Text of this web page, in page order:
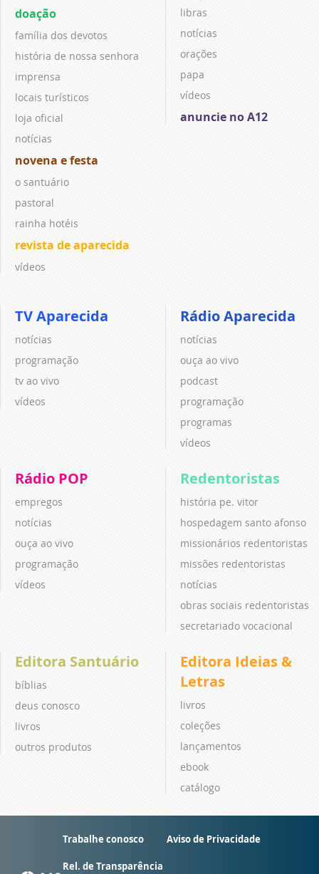
doação
família dos devotos
história de nossa senhora
imprensa
locais turísticos
loja oficial
notícias
novena e festa
o santuário
pastoral
rainha hotéis
revista de aparecida
vídeos
libras
notícias
orações
papa
vídeos
anuncie no A12
TV Aparecida
notícias
programação
tv ao vivo
vídeos
Rádio Aparecida
notícias
ouça ao vivo
podcast
programação
programas
vídeos
Rádio POP
empregos
notícias
ouça ao vivo
programação
vídeos
Redentoristas
história pe. vitor
hospedagem santo afonso
missionários redentoristas
missões redentoristas
notícias
obras sociais redentoristas
secretariado vocacional
Editora Santuário
bíblias
deus conosco
livros
outros produtos
Editora Ideias &
Letras
livros
coleções
lançamentos
ebook
catálogo
Trabalhe conosco Aviso de Privacidade
Rel. de Transparência